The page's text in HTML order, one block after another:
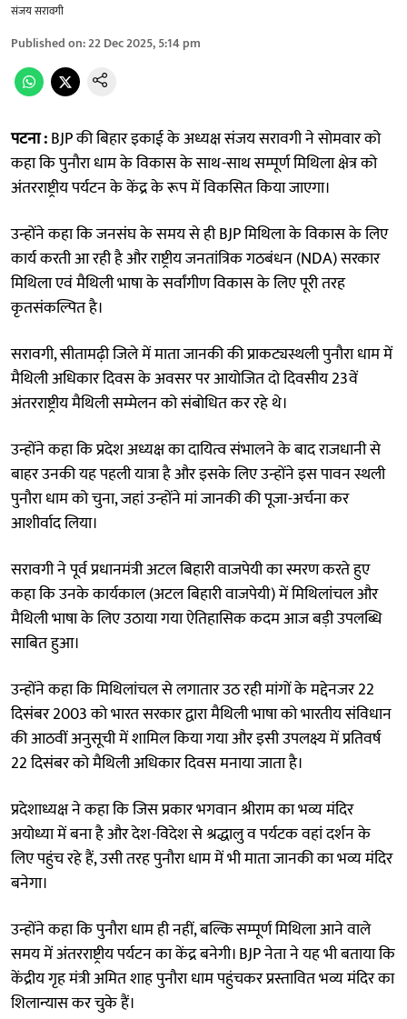
संजय सरावगी
Published on:22 Dec 2025, 5:14 pm
पटना :BJP की बिहार इकाई के अध्यक्ष संजय सरावगी ने सोमवार को
कहा कि पुनौरा धाम के विकास के साथ-साथ सम्पूर्ण मिथिला क्षेत्र को
अंतरराष्ट्रीय पर्यटन के केंद्र के रूप में विकसित किया जाएगा।
उन्होंने कहा कि जनसंघ के समय से ही BJP मिथिला के विकास के लिए
कार्य करती आ रही है और राष्ट्रीय जनतांत्रिक गठबंधन (NDA) सरकार
मिथिला एवं मैथिली भाषा के सर्वांगीण विकास के लिए पूरी तरह
कृतसंकल्पित है।
सरावगी, सीतामढ़ी जिले में माता जानकी की प्राकट्यस्थली पुनौरा धाम में
मैथिली अधिकार दिवस के अवसर पर आयोजित दो दिवसीय 23वें
अंतरराष्ट्रीय मैथिली सम्मेलन को संबोधित कर रहे थे।
उन्होंने कहा कि प्रदेश अध्यक्ष का दायित्व संभालने के बाद राजधानी से
बाहर उनकी यह पहली यात्रा है और इसके लिए उन्होंने इस पावन स्थली
पुनौरा धाम को चुना, जहां उन्होंने मां जानकी की पूजा-अर्चना कर
आशीर्वाद लिया।
सरावगी ने पूर्व प्रधानमंत्री अटल बिहारी वाजपेयी का स्मरण करते हुए
कहा कि उनके कार्यकाल (अटल बिहारी वाजपेयी) में मिथिलांचल और
मैथिली भाषा के लिए उठाया गया ऐतिहासिक कदम आज बड़ी उपलब्धि
साबित हुआ।
उन्होंने कहा कि मिथिलांचल से लगातार उठ रही मांगों के मद्देनजर 22
दिसंबर 2003 को भारत सरकार द्वारा मैथिली भाषा को भारतीय संविधान
की आठवीं अनुसूची में शामिल किया गया और इसी उपलक्ष्य में प्रतिवर्ष
22 दिसंबर को मैथिली अधिकार दिवस मनाया जाता है।
प्रदेशाध्यक्ष ने कहा कि जिस प्रकार भगवान श्रीराम का भव्य मंदिर
अयोध्या में बना है और देश-विदेश से श्रद्धालु व पर्यटक वहां दर्शन के
लिए पहुंच रहे हैं, उसी तरह पुनौरा धाम में भी माता जानकी का भव्य मंदिर
बनेगा।
उन्होंने कहा कि पुनौरा धाम ही नहीं, बल्कि सम्पूर्ण मिथिला आने वाले
समय में अंतरराष्ट्रीय पर्यटन का केंद्र बनेगी। BJP नेता ने यह भी बताया कि
केंद्रीय गृह मंत्री अमित शाह पुनौरा धाम पहुंचकर प्रस्तावित भव्य मंदिर का
शिलान्यास कर चुके हैं।